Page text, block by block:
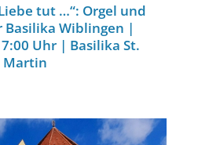
tut …“: Orgel und
Basilika Wiblingen |
Uhr | Basilika St.
Martin